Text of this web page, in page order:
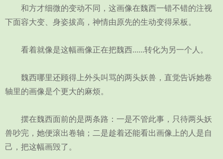
和方才细微的变动不同，这画像在魏西一错不错的注视
下面容大变、身姿拔高，神情由原先的生动变得呆板。
看着就像是这幅画像正在把魏西......转化为另一个人。
魏西哪里还顾得上外头叫骂的两头妖兽，直觉告诉她卷
轴里的画像是个更大的麻烦。
摆在魏西面前的是两条路：一是不管此事，只待两头妖
兽吵完，她便滚出卷轴；二是趁着还能看出画像上的人是自
己，把这幅画毁了。